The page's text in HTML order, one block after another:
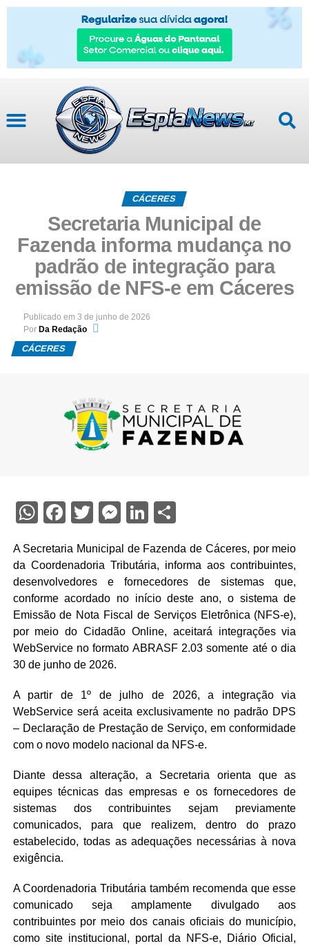
CÁCERES
Secretaria Municipal de
Fazenda informa mudança no
padrão de integração para
emissão de NFS-e em Cáceres
Publicado em 3 de junho de 2026
Por Da Redação
CÁCERES
WhatsApp
Facebook
Twitter
Messenger
LinkedIn
Share
A Secretaria Municipal de Fazenda de Cáceres, por meio
da Coordenadoria Tributária, informa aos contribuintes,
desenvolvedores e fornecedores de sistemas que,
conforme acordado no início deste ano, o sistema de
Emissão de Nota Fiscal de Serviços Eletrônica (NFS-e),
por meio do Cidadão Online, aceitará integrações via
WebService no formato ABRASF 2.03 somente até o dia
30 de junho de 2026.
A partir de 1º de julho de 2026, a integração via
WebService será aceita exclusivamente no padrão DPS
– Declaração de Prestação de Serviço, em conformidade
com o novo modelo nacional da NFS-e.
Diante dessa alteração, a Secretaria orienta que as
equipes técnicas das empresas e os fornecedores de
sistemas dos contribuintes sejam previamente
comunicados, para que realizem, dentro do prazo
estabelecido, todas as adequações necessárias à nova
exigência.
A Coordenadoria Tributária também recomenda que esse
comunicado seja amplamente divulgado aos
contribuintes por meio dos canais oficiais do município,
como site institucional, portal da NFS-e, Diário Oficial,